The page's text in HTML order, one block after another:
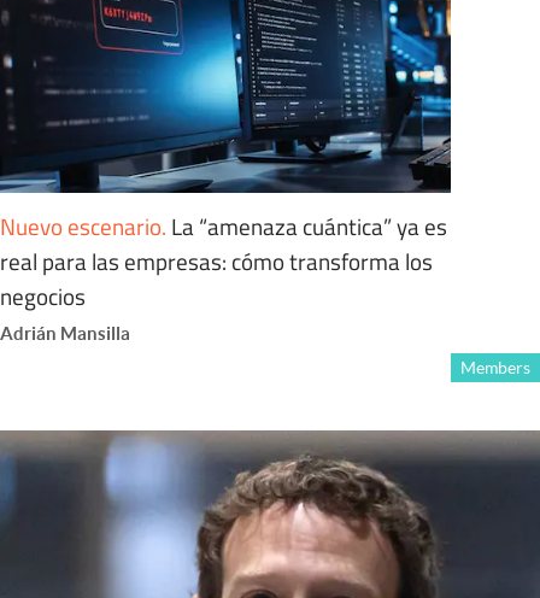
Nuevo escenario. La “amenaza cuántica” ya es
real para las empresas: cómo transforma los
negocios
Adrián Mansilla
Members